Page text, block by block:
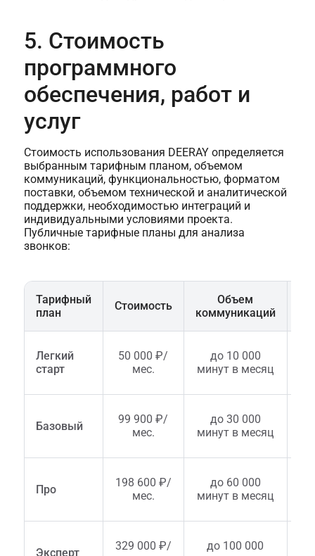
5. Стоимость
программного
обеспечения, работ и
услуг
Стоимость использования DEERAY определяется
выбранным тарифным планом, объемом
коммуникаций, функциональностью, форматом
поставки, объемом технической и аналитической
поддержки, необходимостью интеграций и
индивидуальными условиями проекта.
Публичные тарифные планы для анализа
звонков:
Тарифный
план
Стоимость
Объем
коммуникаций
Легкий
старт
50 000 ₽/
мес.
до 10 000
минут в месяц
Базовый
99 900 ₽/
мес.
до 30 000
минут в месяц
Про
198 600 ₽/
мес.
до 60 000
минут в месяц
Эксперт
329 000 ₽/
до 100 000